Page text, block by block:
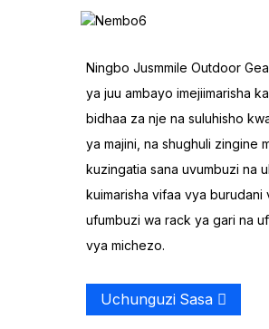
Hema
Tunnel
Wagon ya
Nje
Mtumbwi
Mmoja
Sanjari na
Burudani
Ningbo Jusmmile Outdoor
ya juu ambayo imejiimarisha
bidhaa za nje na suluhisho
ya majini, na shughuli zingine
kuzingatia sana uvumbuzi na
kuimarisha vifaa vya
ufumbuzi wa rack ya gari na
vya michezo.
Uchunguzi Sasa